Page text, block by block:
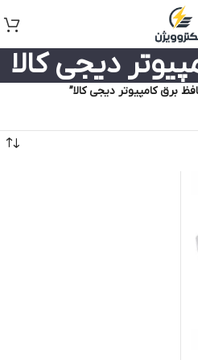
دیجی کالا
برق کامپیوتر دیجی کالا”